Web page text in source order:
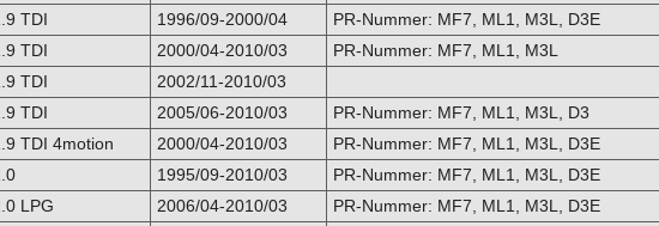
TDI 1996/09-2000/04
PR-Nummer: MF7, ML1, M3L, D3E
TDI 2000/04-2010/03
PR-Nummer: MF7, ML1, M3L
TDI
2002/11-2010/03
TDI 2005/06-2010/03
PR-Nummer: MF7, ML1, M3L, D3
TDI 4motion 2000/04-2010/03
PR-Nummer: MF7, ML1, M3L, D3E
1995/09-2010/03
PR-Nummer: MF7, ML1, M3L, D3E
LPG 2006/04-2010/03
PR-Nummer: MF7, ML1, M3L, D3E